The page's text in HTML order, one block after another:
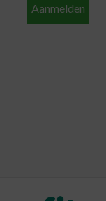
Aanmelden